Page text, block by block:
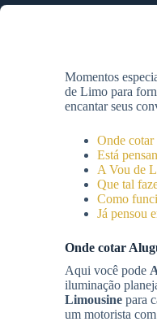
Momentos
de Limo para
encantar seus
Onde cotar
Está
A Vou de
Que tal
Como
Já pensou
Onde cotar
Aqui você pode
iluminação
Limousine para
um motorista